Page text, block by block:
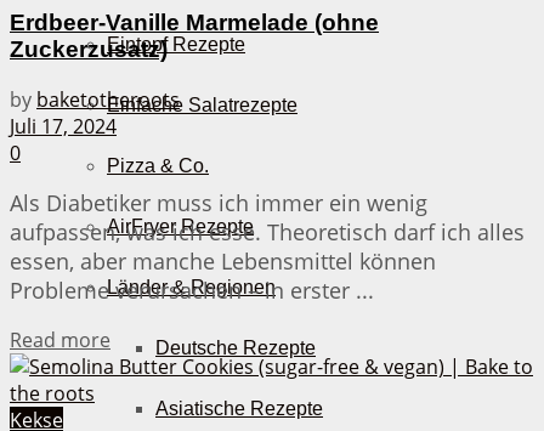
Eintopf Rezepte
Einfache Salatrezepte
Pizza & Co.
AirFryer Rezepte
Länder & Regionen
Deutsche Rezepte
Asiatische Rezepte
Erdbeer-Vanille Marmelade (ohne
Zuckerzusatz)
by baketotheroots
Juli 17, 2024
0
Als Diabetiker muss ich immer ein wenig
aufpassen, was ich esse. Theoretisch darf ich alles
essen, aber manche Lebensmittel können
Probleme verursachen – in erster ...
Read more Details
Kekse